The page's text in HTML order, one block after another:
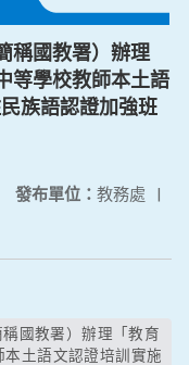
稱國教署）辦理
等學校教師本土語
族語認證加強班
發布單位： 教務處 |
土語文認證培訓實施